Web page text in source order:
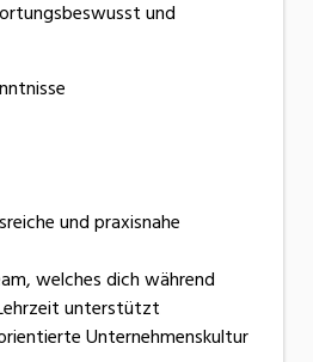
und
und praxisnahe
welches dich während
unterstützt
Unternehmenskultur